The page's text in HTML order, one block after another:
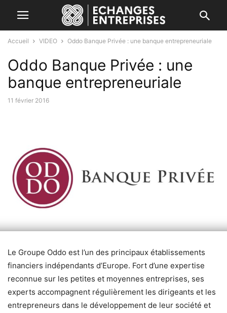
Accueil VIDEO Oddo Banque Privée : une banque entrepreneuriale
Oddo Banque Privée : une
banque entrepreneuriale
11 février 2016
Le Groupe Oddo est l’un des principaux établissements
financiers indépendants d’Europe. Fort d’une expertise
reconnue sur les petites et moyennes entreprises, ses
experts accompagnent régulièrement les dirigeants et les
entrepreneurs dans le développement de leur société et